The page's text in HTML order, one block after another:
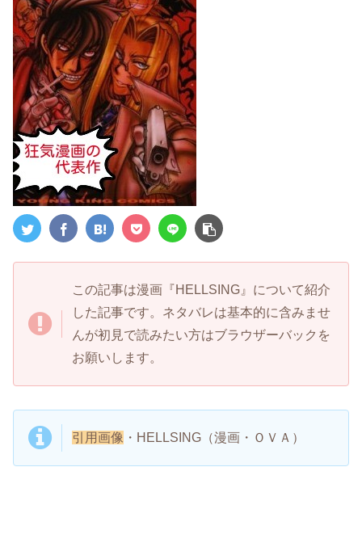
この記事は漫画『HELLSING』 について紹介
した記事です。ネタバレは基本的に含みませ
んが初見で読みたい方はブラウザーバックを
お願いします。
引用画像 ・ HELLSING （漫画・ＯＶＡ）